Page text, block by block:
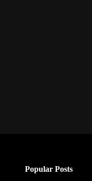
Popular Posts